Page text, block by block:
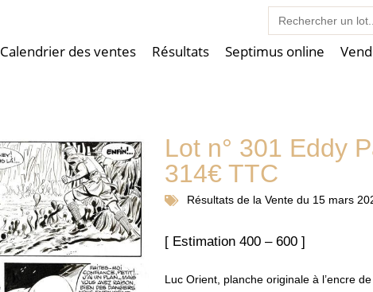
Search
for:
Calendrier des ventes Résultats Septimus online
Lot n° 301 Eddy
314€ TTC
Résultats de la Vente du 15 mars
[ Estimation 400 – 600 ]
Luc Orient, planche originale à l’encre